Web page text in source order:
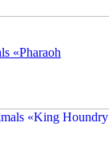
«Pharaoh